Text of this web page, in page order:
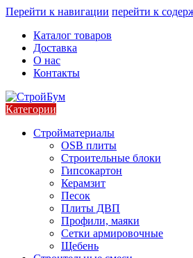
Перейти к навигации перейти к
Каталог товаров
Доставка
О нас
Контакты
Категории
Стройматериалы
OSB плиты
Строительные блоки
Гипсокартон
Керамзит
Песок
Плиты ДВП
Профили, маяки
Сетки армировочные
Щебень